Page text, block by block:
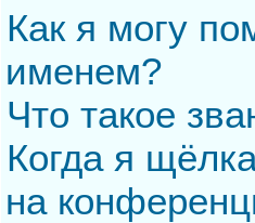
Как я могу
именем?
Что такое
Когда я
на